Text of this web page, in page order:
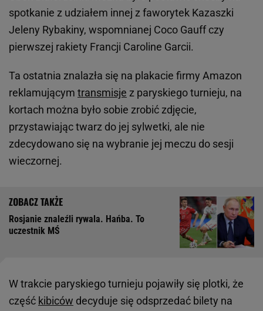
spotkanie z udziałem innej z faworytek Kazaszki
Jeleny Rybakiny, wspomnianej Coco Gauff czy
pierwszej rakiety Francji Caroline Garcii.
Ta ostatnia znalazła się na plakacie firmy Amazon
reklamującym transmisje z paryskiego turnieju, na
kortach można było sobie zrobić zdjęcie,
przystawiając twarz do jej sylwetki, ale nie
zdecydowano się na wybranie jej meczu do sesji
wieczornej.
Rosjanie znaleźli rywala. Hańba. To
uczestnik MŚ
W trakcie paryskiego turnieju pojawiły się plotki, że
część kibiców decyduje się odsprzedać bilety na